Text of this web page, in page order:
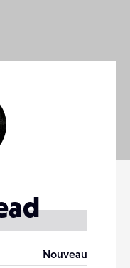
Nouveau